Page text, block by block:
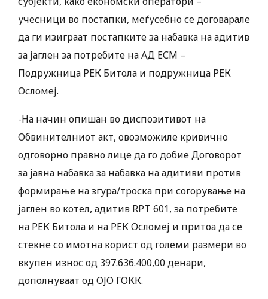
учесници во постапки, меѓусебно се договарале
да ги изиграат постапките за набавка на адитив
за јаглен за потребите на АД ЕСМ –
Подружница РЕК Битола и подружница РЕК
Осломеј.
-На начин опишан во диспозитивот на
Обвинителниот акт, овозможиле кривично
одговорно правно лице да го добие Договорот
за јавна набавка за набавка на адитиви против
формирање на згура/троска при согорување на
јаглен во котел, адитив RPT 601, за потребите
на РЕК Битола и на РЕК Осломеј и притоа да се
стекне со имотна корист од големи размери во
вкупен износ од 397.636.400,00 денари,
дополнуваат од ОЈО ГОКК.